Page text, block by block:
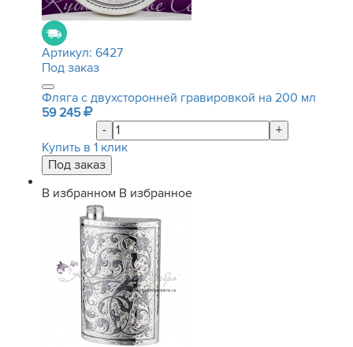
Артикул: 6427
Под заказ
Фляга с двухсторонней гравировкой на 200 мл
59 245
-
+
Купить в 1 клик
В избранном В избранное